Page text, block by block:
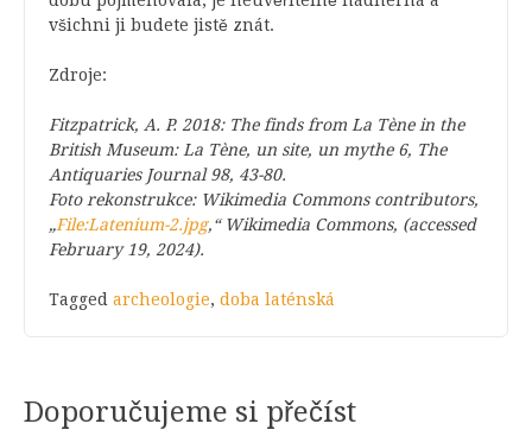
všichni ji budete jistě znát.
Zdroje:
Fitzpatrick, A. P. 2018:The finds from La Tène in the
British Museum: La Tène, un site, un mythe 6, The
Antiquaries Journal 98, 43-80.
Foto rekonstrukce: Wikimedia Commons contributors,
„File:Latenium-2.jpg,“ Wikimedia Commons, (accessed
February 19, 2024).
Tagged archeologie, doba laténská
Doporučujeme si přečíst